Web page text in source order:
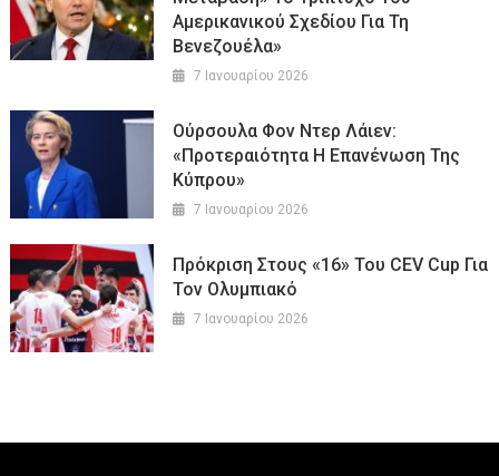
Αμερικανικού Σχεδίου Για Τη
Βενεζουέλα»
7 Ιανουαρίου 2026
Ούρσουλα Φον Ντερ Λάιεν:
«Προτεραιότητα Η Επανένωση Της
Κύπρου»
7 Ιανουαρίου 2026
Πρόκριση Στους «16» Του CEV Cup Για
Τον Ολυμπιακό
7 Ιανουαρίου 2026